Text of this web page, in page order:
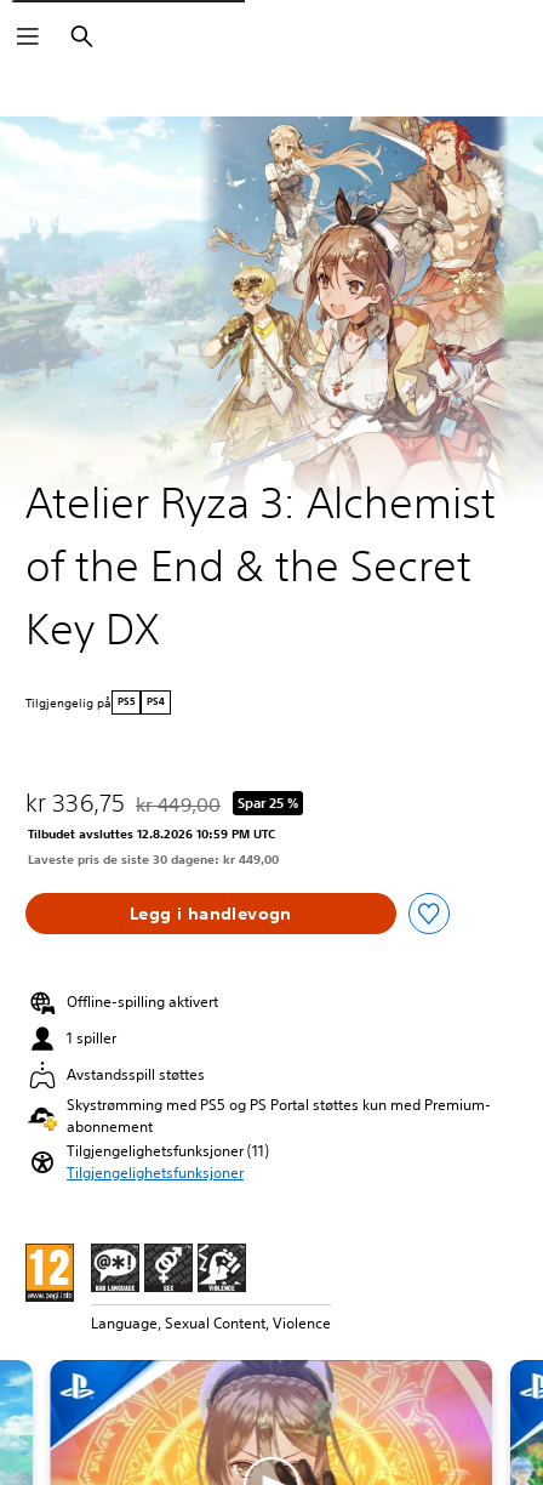
Søk
Atelier Ryza 3: Alchemist
of the End & the Secret
Key DX
Tilgjengelig på PS5 PS4
kr 336,75 Nedsatt fra opprinnelig pris på kr 449,00
kr 449,00 Spar 25 %
Tilbudet avsluttes 12.8.2026 10:59 PM UTC
Laveste pris de siste 30 dagene: kr 449,00
Legg i handlevogn
Offline-spilling aktivert
1 spiller
Avstandsspill støttes
Skystrømming med PS5 og PS Portal støttes kun med Premium-
abonnement
Tilgjengelighetsfunksjoner (11)
Tilgjengelighetsfunksjoner
Language, Sexual Content, Violence